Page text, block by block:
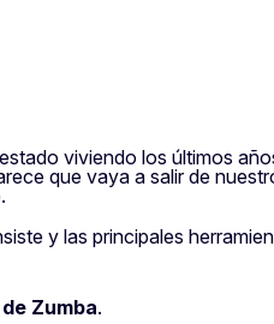
viviendo los últimos
que vaya a salir de
y las principales
Zumba.